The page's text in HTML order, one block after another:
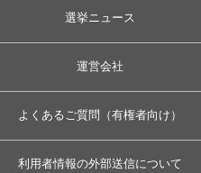
選挙ニュース
運営会社
よくあるご質問（有権者向け）
利用者情報の外部送信について